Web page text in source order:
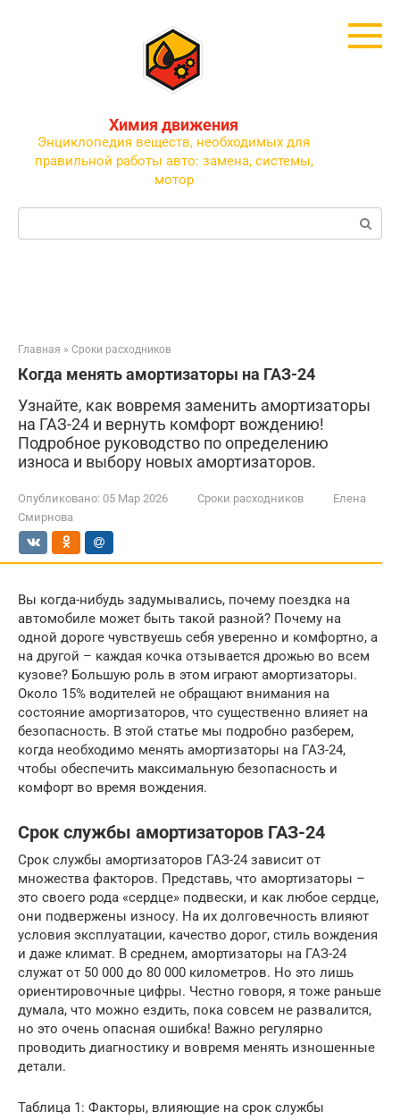
Химия движения
Энциклопедия веществ, необходимых для
правильной работы авто: замена, системы,
мотор
Поиск:
Главная » Сроки расходников
Когда менять амортизаторы на ГАЗ-24
Узнайте, как вовремя заменить амортизаторы
на ГАЗ-24 и вернуть комфорт вождению!
Подробное руководство по определению
износа и выбору новых амортизаторов.
Опубликовано: 05 Мар 2026 Сроки расходников
Елена
Смирнова
Вы когда-нибудь задумывались, почему поездка на
автомобиле может быть такой разной? Почему на
одной дороге чувствуешь себя уверенно и комфортно, а
на другой – каждая кочка отзывается дрожью во всем
кузове? Большую роль в этом играют амортизаторы.
Около 15% водителей не обращают внимания на
состояние амортизаторов, что существенно влияет на
безопасность. В этой статье мы подробно разберем,
когда необходимо менять амортизаторы на ГАЗ-24,
чтобы обеспечить максимальную безопасность и
комфорт во время вождения.
Срок службы амортизаторов ГАЗ-24
Срок службы амортизаторов ГАЗ-24 зависит от
множества факторов. Представь, что амортизаторы –
это своего рода «сердце» подвески, и как любое сердце,
они подвержены износу. На их долговечность влияют
условия эксплуатации, качество дорог, стиль вождения
и даже климат. В среднем, амортизаторы на ГАЗ-24
служат от 50 000 до 80 000 километров. Но это лишь
ориентировочные цифры. Честно говоря, я тоже раньше
думала, что можно ездить, пока совсем не развалится,
но это очень опасная ошибка! Важно регулярно
проводить диагностику и вовремя менять изношенные
детали.
Таблица 1: Факторы, влияющие на срок службы